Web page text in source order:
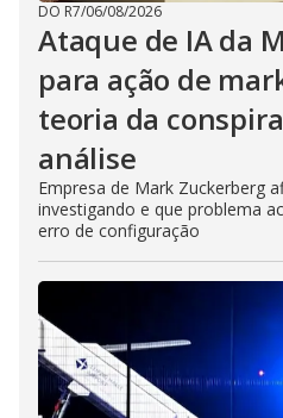
DO R7/06/08/2026
Ataque de IA da
para ação de
teoria da
análise
Empresa de Mark Zuckerberg
investigando e que problema
erro de configuração